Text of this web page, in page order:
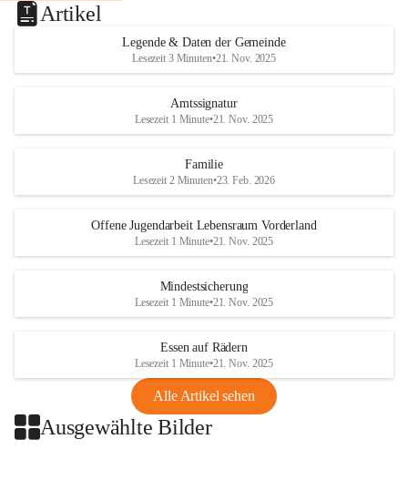
Artikel
Legende & Daten der Gemeinde
Lesezeit 3 Minuten•21. Nov. 2025
Amtssignatur
Lesezeit 1 Minute•21. Nov. 2025
Familie
Lesezeit 2 Minuten•23. Feb. 2026
Offene Jugendarbeit Lebensraum Vorderland
Lesezeit 1 Minute•21. Nov. 2025
Mindestsicherung
Lesezeit 1 Minute•21. Nov. 2025
Essen auf Rädern
Lesezeit 1 Minute•21. Nov. 2025
Alle Artikel sehen
Ausgewählte Bilder